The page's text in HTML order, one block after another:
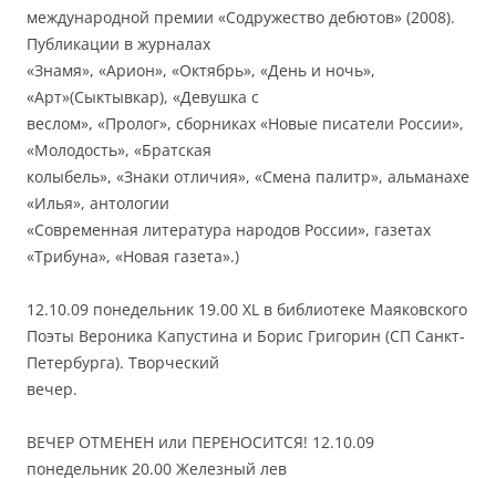
международной премии «Содружество дебютов» (2008).
Публикации в журналах
«Знамя», «Арион», «Октябрь», «День и ночь»,
«Арт»(Сыктывкар), «Девушка с
веслом», «Пролог», сборниках «Новые писатели России»,
«Молодость», «Братская
колыбель», «Знаки отличия», «Смена палитр», альманахе
«Илья», антологии
«Современная литература народов России», газетах
«Трибуна», «Новая газета».)
12.10.09 понедельник 19.00 XL в библиотеке Маяковского
Поэты Вероника Капустина и Борис Григорин (СП Санкт-
Петербурга). Творческий
вечер.
ВЕЧЕР ОТМЕНЕН или ПЕРЕНОСИТСЯ! 12.10.09
понедельник 20.00 Железный лев